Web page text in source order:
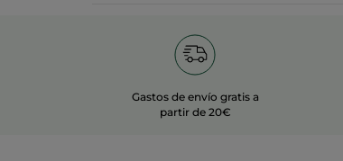
Gastos de envío gratis a
partir de 20€